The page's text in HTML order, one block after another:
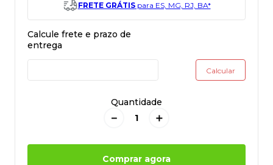
FRETE GRÁTISpara ES, MG, RJ, BA*
Quantidade
＋
－
Comprar agora